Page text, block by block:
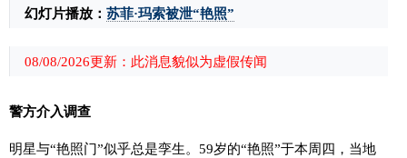
幻灯片播放： 苏菲·玛索被泄“艳照”
08/08/2026更新：此消息貌似为虚假传闻
警方介入调查
明星与“艳照门”似乎总是孪生。59岁的“艳照”于本周四，当地